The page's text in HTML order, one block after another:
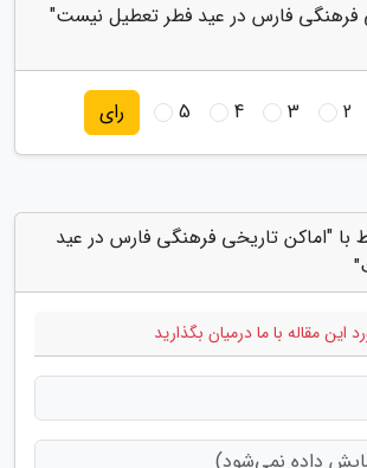
فرهنگی فارس در عید فطر تعطیل نیست"
2
3
4
5 رای
با "اماکن تاریخی فرهنگی فارس در عید
این مقاله با ما درمیان بگذارید